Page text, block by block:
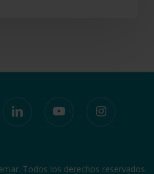
Todos los derechos reservados.